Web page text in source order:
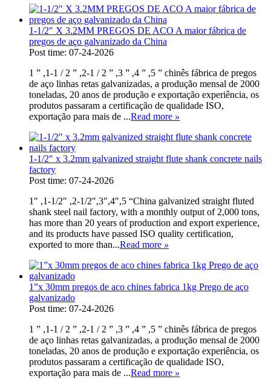
1-1/2″ X 3.2MM PREGOS DE ACO A maior fábrica de
pregos de aço galvanizado da China
Post time: 07-24-2026
1 ” ,1-1 / 2 ” ,2-1 / 2 ” ,3 ” ,4 ” ,5 ” chinês fábrica de pregos
de aço linhas retas galvanizadas, a produção mensal de 2000
toneladas, 20 anos de produção e exportação experiência, os
produtos passaram a certificação de qualidade ISO,
exportação para mais de ...Read more »
1-1/2″ x 3.2mm galvanized straight flute shank concrete nails
factory
Post time: 07-24-2026
1″ ,1-1/2″ ,2-1/2″,3″,4″,5 “China galvanized straight fluted
shank steel nail factory, with a monthly output of 2,000 tons,
has more than 20 years of production and export experience,
and its products have passed ISO quality certification,
exported to more than...Read more »
1”x 30mm pregos de aco chines fabrica 1kg Prego de aço
galvanizado
Post time: 07-24-2026
1 ” ,1-1 / 2 ” ,2-1 / 2 ” ,3 ” ,4 ” ,5 ” chinês fábrica de pregos
de aço linhas retas galvanizadas, a produção mensal de 2000
toneladas, 20 anos de produção e exportação experiência, os
produtos passaram a certificação de qualidade ISO,
exportação para mais de ...Read more »